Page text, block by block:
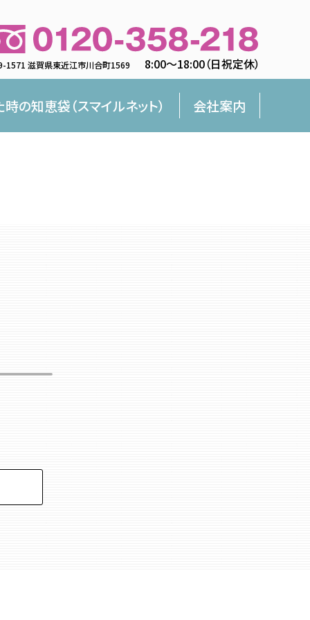
1571 滋賀県東近江市川合町1569 8:00〜18:00（日祝定休）
の知恵袋（スマイルネット） 会社案内